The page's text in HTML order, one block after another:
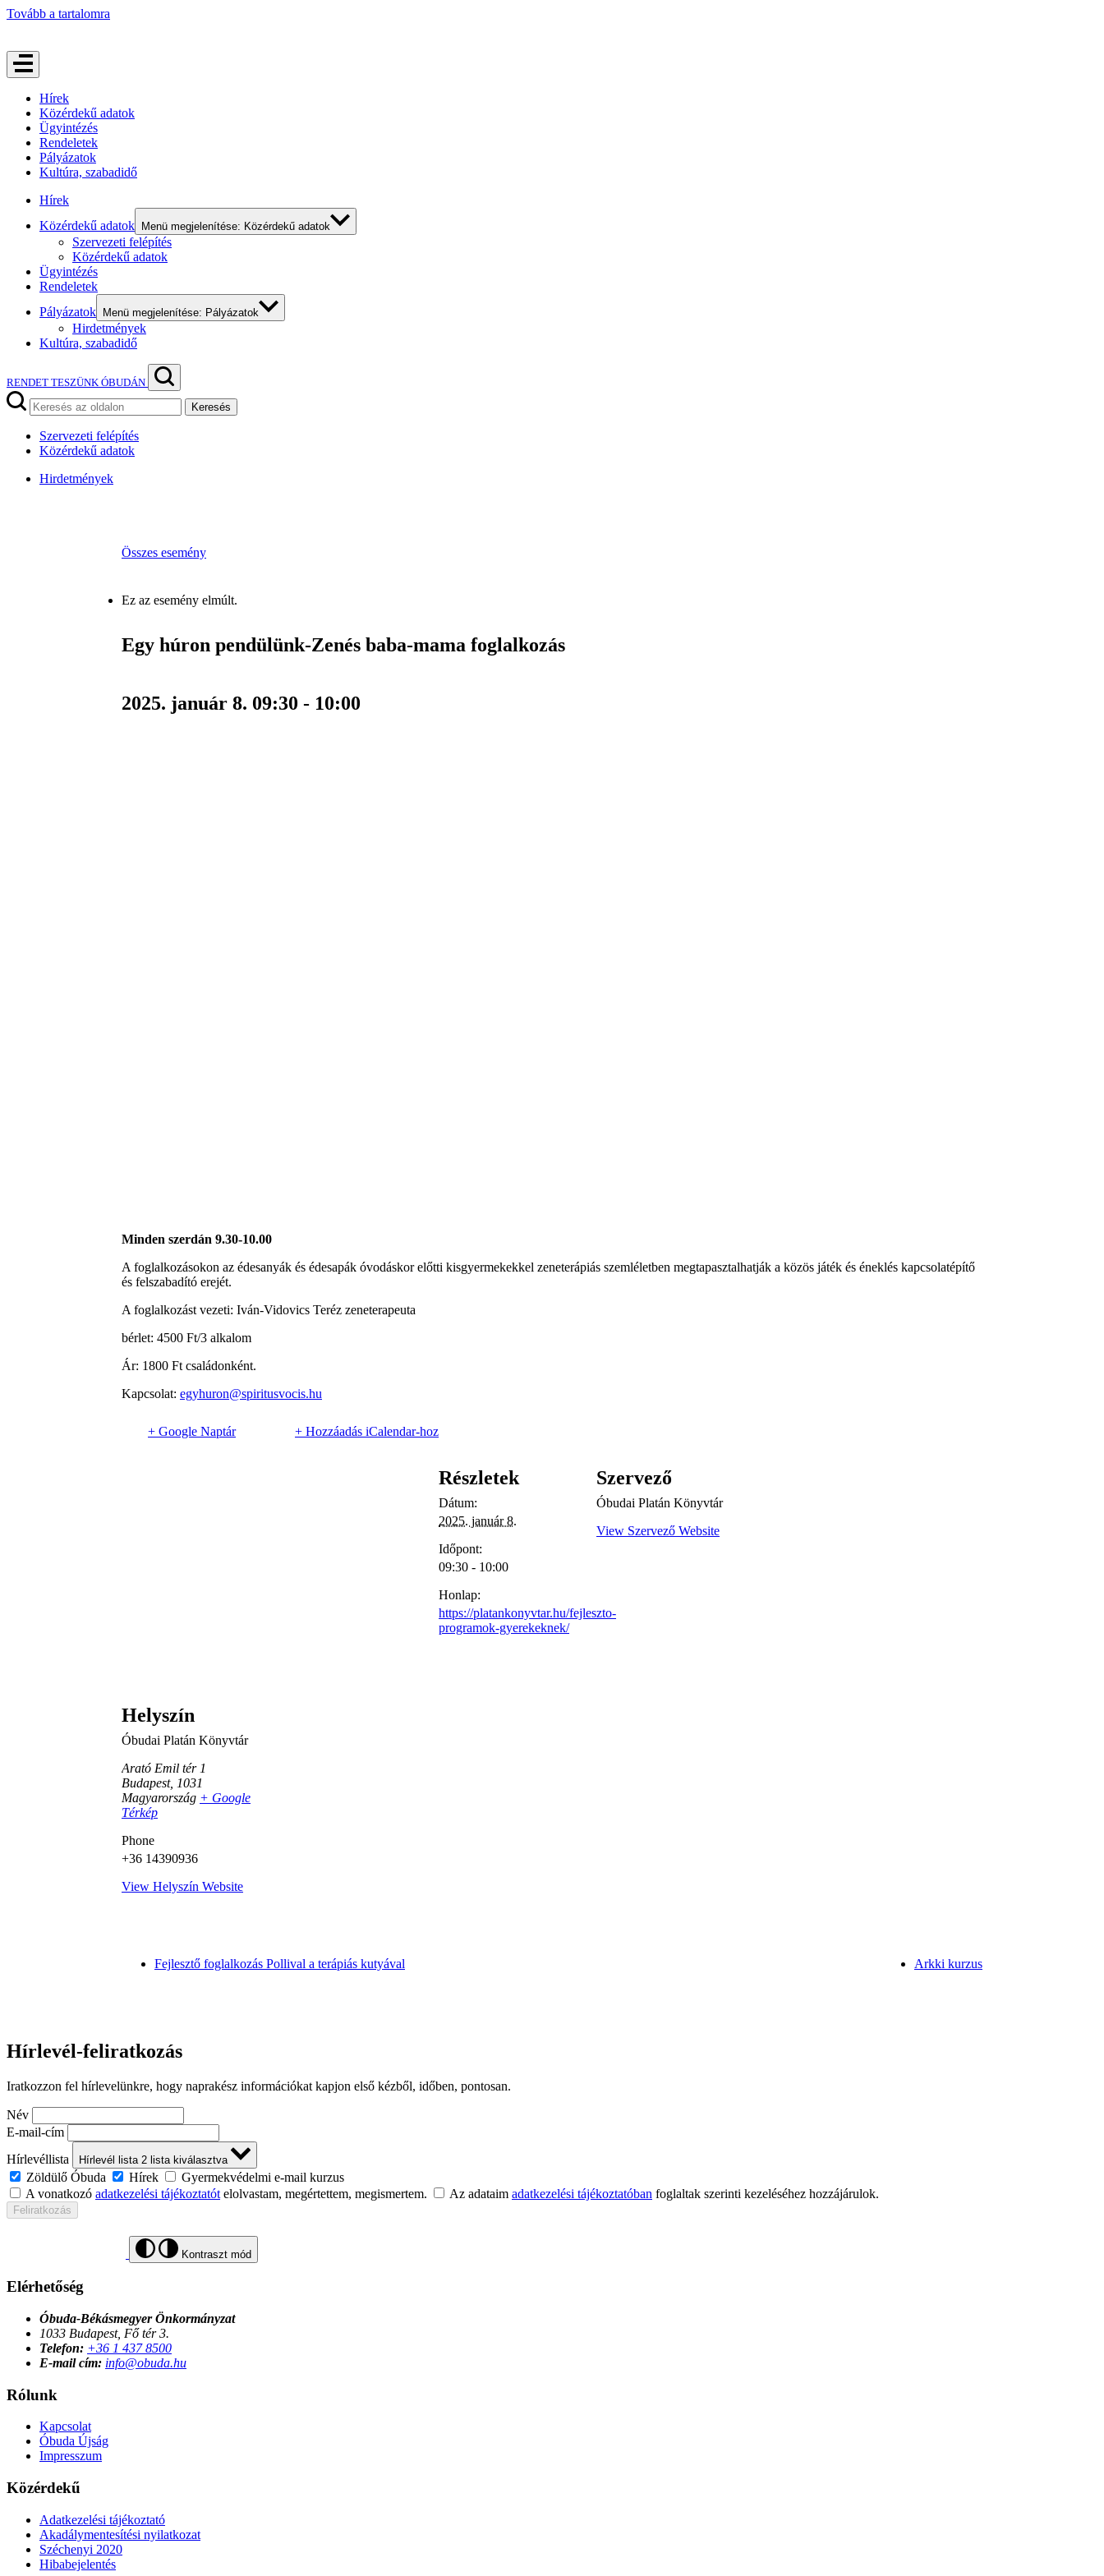
Tovább a tartalomra
Hírek
Közérdekű adatok
Ügyintézés
Rendeletek
Pályázatok
Kultúra, szabadidő
Hírek
Közérdekű adatok
Menü megjelenítése: Közérdekű adatok
Szervezeti felépítés
Közérdekű adatok
Ügyintézés
Rendeletek
Pályázatok
Menü megjelenítése: Pályázatok
Hirdetmények
Kultúra, szabadidő
RENDET TESZÜNK ÓBUDÁN
Keresés
Szervezeti felépítés
Közérdekű adatok
Hirdetmények
Összes esemény
Ez az esemény elmúlt.
Egy húron pendülünk-Zenés baba-mama foglalkozás
2025. január 8. 09:30 - 10:00
Minden szerdán 9.30-10.00
A foglalkozásokon az édesanyák és édesapák óvodáskor előtti kisgyermekekkel zeneterápiás szemléletben megtapasztalhatják a közös játék és éneklés kapcsolatépítő
és felszabadító erejét.
A foglalkozást vezeti: Iván-Vidovics Teréz zeneterapeuta
bérlet: 4500 Ft/3 alkalom
Ár: 1800 Ft családonként.
Kapcsolat: egyhuron@spiritusvocis.hu
+ Google Naptár + Hozzáadás iCalendar-hoz
Részletek
Dátum:
2025. január 8.
Időpont:
09:30 - 10:00
Honlap:
https://platankonyvtar.hu/fejleszto-
programok-gyerekeknek/
Szervező
Óbudai Platán Könyvtár
View Szervező Website
Helyszín
Óbudai Platán Könyvtár
Arató Emil tér 1
Budapest, 1031
Magyarország + Google
Térkép
Phone
+36 14390936
View Helyszín Website
Fejlesztő foglalkozás Pollival a terápiás kutyával Arkki kurzus
Hírlevél-feliratkozás
Iratkozzon fel hírlevelünkre, hogy naprakész információkat kapjon első kézből, időben, pontosan.
Név
E-mail-cím
Hírlevéllista
Hírlevél lista 2 lista kiválasztva
Zöldülő Óbuda Hírek
Gyermekvédelmi e-mail kurzus
A vonatkozó adatkezelési tájékoztatót elolvastam, megértettem, megismertem. Az adataim adatkezelési tájékoztatóban foglaltak szerinti kezeléséhez hozzájárulok.
Feliratkozás
Kontraszt mód
Elérhetőség
Óbuda-Békásmegyer Önkormányzat
1033 Budapest, Fő tér 3.
Telefon: +36 1 437 8500
E-mail cím: info@obuda.hu
Rólunk
Kapcsolat
Óbuda Újság
Impresszum
Közérdekű
Adatkezelési tájékoztató
Akadálymentesítési nyilatkozat
Széchenyi 2020
Hibabejelentés